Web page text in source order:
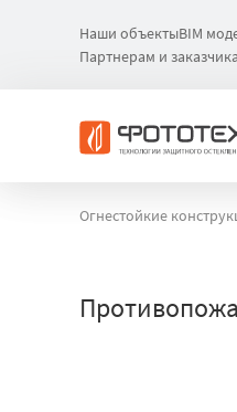
Наши объектыBIM
Партнерам и
Огнестойкие